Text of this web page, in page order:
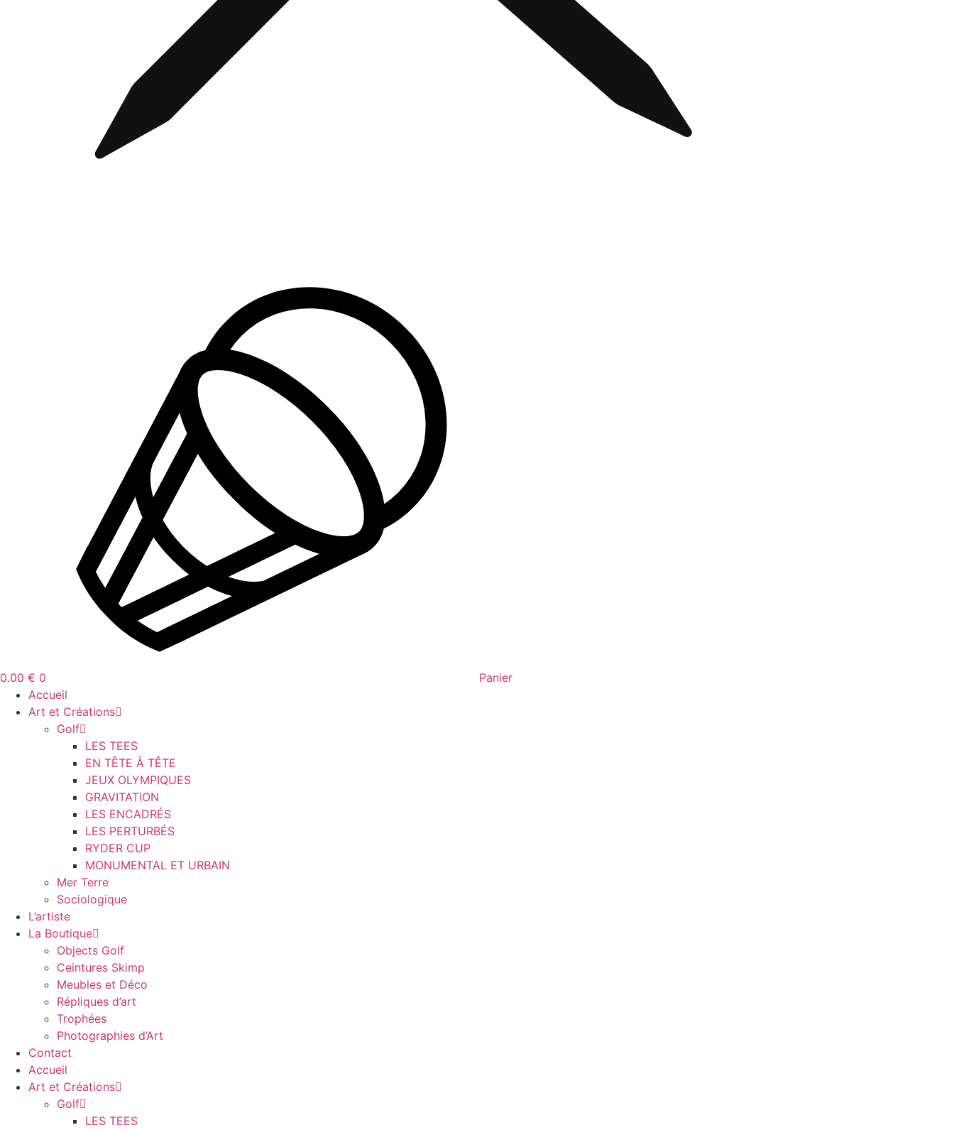
0.00 € 0
Panier
Accueil
Art et Créations
Golf
LES TEES
EN TÊTE À TÊTE
JEUX OLYMPIQUES
GRAVITATION
LES ENCADRÉS
LES PERTURBÉS
RYDER CUP
MONUMENTAL ET URBAIN
Mer Terre
Sociologique
L’artiste
La Boutique
Objects Golf
Ceintures Skimp
Meubles et Déco
Répliques d’art
Trophées
Photographies d’Art
Contact
Accueil
Art et Créations
Golf
LES TEES